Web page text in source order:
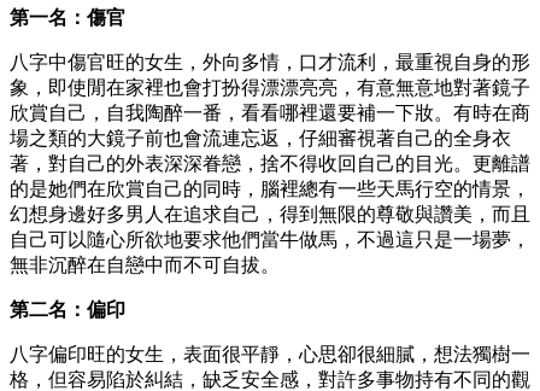
第一名：傷官
八字中傷官旺的女生，外向多情，口才流利，最重視自身的形
象，即使閒在家裡也會打扮得漂漂亮亮，有意無意地對著鏡子
欣賞自己，自我陶醉一番，看看哪裡還要補一下妝。有時在商
場之類的大鏡子前也會流連忘返，仔細審視著自己的全身衣
著，對自己的外表深深眷戀，捨不得收回自己的目光。更離譜
的是她們在欣賞自己的同時，腦裡總有一些天馬行空的情景，
幻想身邊好多男人在追求自己，得到無限的尊敬與讚美，而且
自己可以隨心所欲地要求他們當牛做馬，不過這只是一場夢，
無非沉醉在自戀中而不可自拔。
第二名：偏印
八字偏印旺的女生，表面很平靜，心思卻很細膩，想法獨樹一
格，但容易陷於糾結，缺乏安全感，對許多事物持有不同的觀